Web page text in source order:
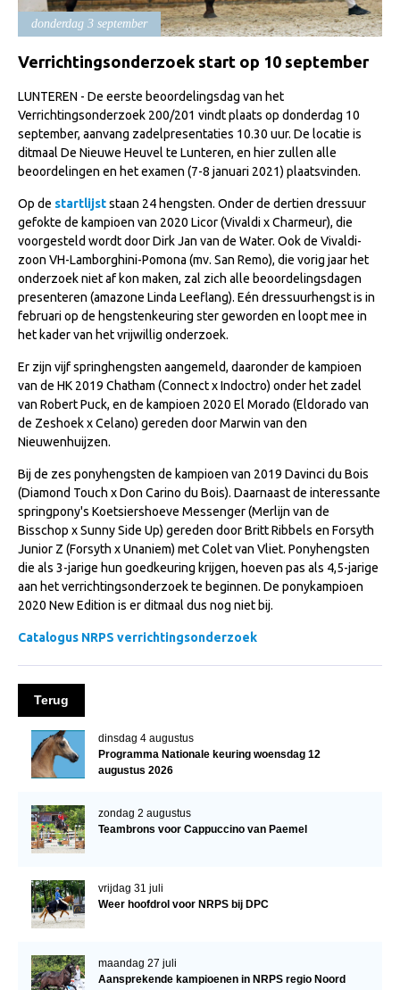
Import registratie
Veulenregistratie
I&R Registratie
Informatie overschrijven paspoort
Formulier overschrijven op naam
Animal Health Regulation
Gids voor Goede Praktijken
Marktplaats
Tarievenlijst
Veel gestelde vragen
Webshop
NRPS Select Sale
NRPS Keuringen
Hengstenkeuring
Regionale Keuringen
Nationale Keuring
Late Veulenkeuring
ABOP
Sport
Wereldkampioenschap Jonge Paarden
Arabissimo
Veulens en merries
Zoek een NRPS paard
Informatie aan je paard of pony toevoegen
Fokkerij informatie
donderdag 3 september
Verrichtingsonderzoek start op 10 september
LUNTEREN - De eerste beoordelingsdag van het
Verrichtingsonderzoek 200/201 vindt plaats op donderdag 10
september, aanvang zadelpresentaties 10.30 uur. De locatie is
ditmaal De Nieuwe Heuvel te Lunteren, en hier zullen alle
beoordelingen en het examen (7-8 januari 2021) plaatsvinden.
Op de startlijststaan 24 hengsten. Onder de dertien dressuur
gefokte de kampioen van 2020 Licor (Vivaldi x Charmeur), die
voorgesteld wordt door Dirk Jan van de Water. Ook de Vivaldi-
zoon VH-Lamborghini-Pomona (mv. San Remo), die vorig jaar het
onderzoek niet af kon maken, zal zich alle beoordelingsdagen
presenteren (amazone Linda Leeflang). Eén dressuurhengst is in
februari op de hengstenkeuring ster geworden en loopt mee in
het kader van het vrijwillig onderzoek.
Er zijn vijf springhengsten aangemeld, daaronder de kampioen
van de HK 2019 Chatham (Connect x Indoctro) onder het zadel
van Robert Puck, en de kampioen 2020 El Morado (Eldorado van
de Zeshoek x Celano) gereden door Marwin van den
Nieuwenhuijzen.
Bij de zes ponyhengsten de kampioen van 2019 Davinci du Bois
(Diamond Touch x Don Carino du Bois). Daarnaast de interessante
springpony's Koetsiershoeve Messenger (Merlijn van de
Bisschop x Sunny Side Up) gereden door Britt Ribbels en Forsyth
Junior Z (Forsyth x Unaniem) met Colet van Vliet. Ponyhengsten
die als 3-jarige hun goedkeuring krijgen, hoeven pas als 4,5-jarige
aan het verrichtingsonderzoek te beginnen. De ponykampioen
2020 New Edition is er ditmaal dus nog niet bij.
Catalogus NRPS verrichtingsonderzoek
Terug
dinsdag 4 augustus
Programma Nationale keuring woensdag 12
augustus 2026
zondag 2 augustus
Teambrons voor Cappuccino van Paemel
vrijdag 31 juli
Weer hoofdrol voor NRPS bij DPC
maandag 27 juli
Aansprekende kampioenen in NRPS regio Noord